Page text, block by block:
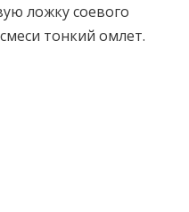
ложку соевого
тонкий омлет.